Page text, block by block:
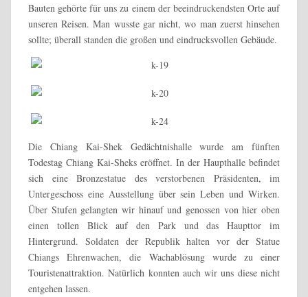
Bauten gehörte für uns zu einem der beeindruckendsten Orte auf
unseren Reisen. Man wusste gar nicht, wo man zuerst hinsehen
sollte; überall standen die großen und eindrucksvollen Gebäude.
Die Chiang Kai-Shek Gedächtnishalle wurde am fünften
Todestag Chiang Kai-Sheks eröffnet. In der Haupthalle befindet
sich eine Bronzestatue des verstorbenen Präsidenten, im
Untergeschoss eine Ausstellung über sein Leben und Wirken.
Über Stufen gelangten wir hinauf und genossen von hier oben
einen tollen Blick auf den Park und das Haupttor im
Hintergrund. Soldaten der Republik halten vor der Statue
Chiangs Ehrenwachen, die Wachablösung wurde zu einer
Touristenattraktion. Natürlich konnten auch wir uns diese nicht
entgehen lassen.